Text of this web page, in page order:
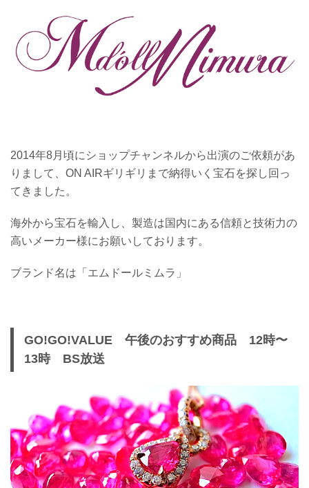
2014年8月頃にショップチャンネルから出演のご依頼があ
りまして、ON AIRギリギリまで納得いく宝石を探し回っ
てきました。
海外から宝石を輸入し、製造は国内にある信頼と技術力の
高いメーカー様にお願いしております。
ブランド名は「エムドールミムラ」
GO!GO!VALUE 午後のおすすめ商品 12時〜
13時 BS放送